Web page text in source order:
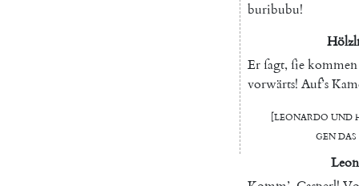
buribubu!
Erſagt, ſiekommen
vorwärts! Auf’s
[Leonardound
gendas